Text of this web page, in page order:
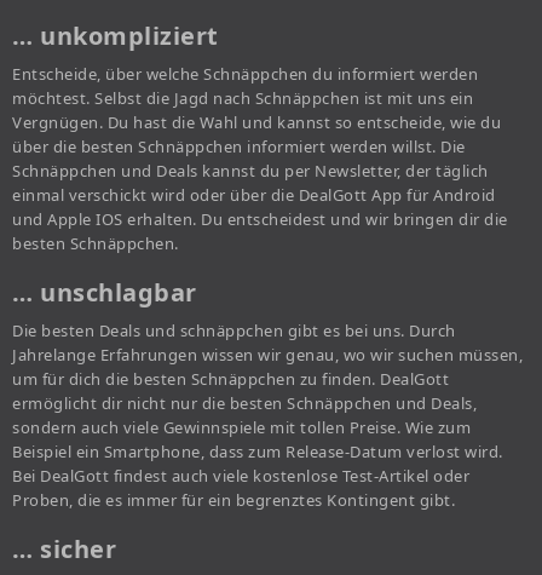
… unkompliziert
Entscheide, über welche Schnäppchen du informiert werden
möchtest. Selbst die Jagd nach Schnäppchen ist mit uns ein
Vergnügen. Du hast die Wahl und kannst so entscheide, wie du
über die besten Schnäppchen informiert werden willst. Die
Schnäppchen und Deals kannst du per Newsletter, der täglich
einmal verschickt wird oder über die DealGott App für Android
und Apple IOS erhalten. Du entscheidest und wir bringen dir die
besten Schnäppchen.
… unschlagbar
Die besten Deals und schnäppchen gibt es bei uns. Durch
Jahrelange Erfahrungen wissen wir genau, wo wir suchen müssen,
um für dich die besten Schnäppchen zu finden. DealGott
ermöglicht dir nicht nur die besten Schnäppchen und Deals,
sondern auch viele Gewinnspiele mit tollen Preise. Wie zum
Beispiel ein Smartphone, dass zum Release-Datum verlost wird.
Bei DealGott findest auch viele kostenlose Test-Artikel oder
Proben, die es immer für ein begrenztes Kontingent gibt.
… sicher